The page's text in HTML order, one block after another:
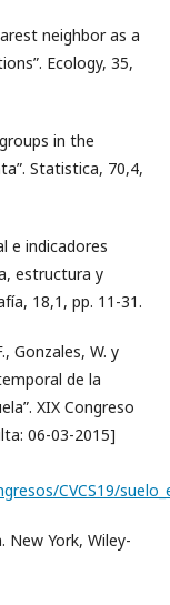
neighbor as a
Ecology, 35,
in the
Statistica, 70,4,
e indicadores
estructura y
18,1, pp. 11-31.
Gonzales, W. y
de la
XIX Congreso
06-03-2015]
CVCS19/
New York, Wiley-